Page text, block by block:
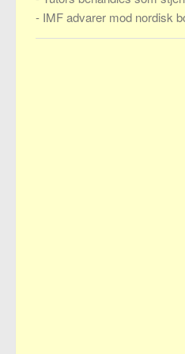
- IMF advarer mod nordisk